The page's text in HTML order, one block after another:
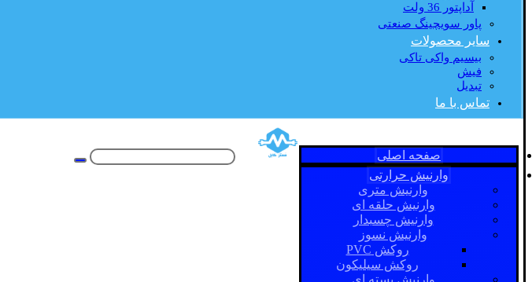
آداپتور 36 ولت
پاور سویچینگ صنعتی
سایر محصولات
بیسیم واکی تاکی
فیش
تبدیل
تماس با ما
صفحه اصلی
وارنیش حرارتی
وارنیش متری
وارنیش حلقه ای
وارنیش چسبدار
وارنیش نسوز
روکش PVC
روکش سیلیکون
وارنیش بسته ای